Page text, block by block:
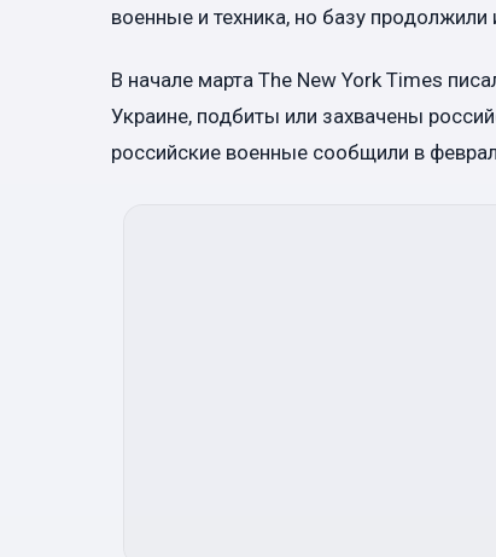
военные и техника, но базу
В начале марта The New York Times
Украине, подбиты или захвачены
российские военные сообщили в